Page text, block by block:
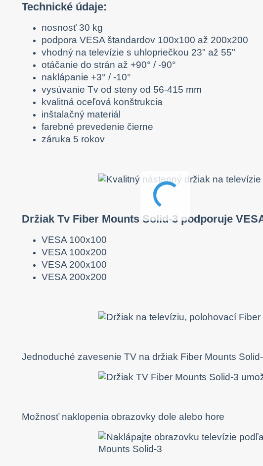
Technické údaje:
nosnosť 30 kg
podpora VESA štandardov 100x100 až 200x200
vhodný na televízie s uhlopriečkou 23" až 55"
otáčanie do strán až +90° / -90°
naklápanie +3° / -10°
vysúvanie Tv od steny od 56-415 mm
kvalitná oceľová konštrukcia
inštalačný materiál
farebné prevedenie čierne
záruka 5 rokov
Držiak Tv Fiber Mounts Solid-3 podporuje
VESA 100x100
VESA 100x200
VESA 200x100
VESA 200x200
Jednoduché zavesenie TV na držiak Fiber Mounts
Možnosť naklopenia obrazovky dole alebo hore